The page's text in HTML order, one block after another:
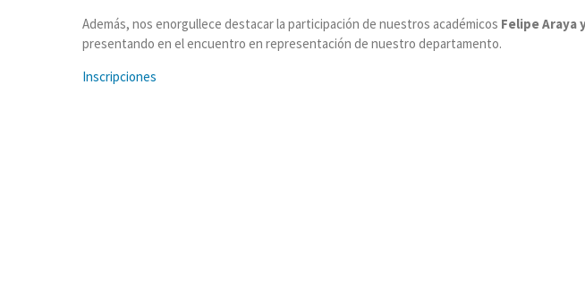
Además, nos enorgullece destacar la participación de nuestros académicos Felipe Araya
presentando en el encuentro en representación de nuestro departamento.
Inscripciones